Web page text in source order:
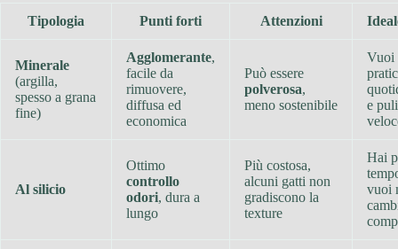
Tipologia Punti forti Attenzioni
Minerale
(argilla,
spesso a grana
fine)
Agglomerante,
facile da
rimuovere,
diffusa ed
economica
Può essere
polverosa,
meno sostenibile
Vuoi
e
Al silicio
Ottimo
controllo
odori, dura a
lungo
Più costosa,
alcuni gatti non
gradiscono la
texture
Hai
vuoi